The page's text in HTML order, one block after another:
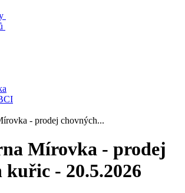
- prodej chovných...
Mírovka - prodej
kuřic - 20.5.2026